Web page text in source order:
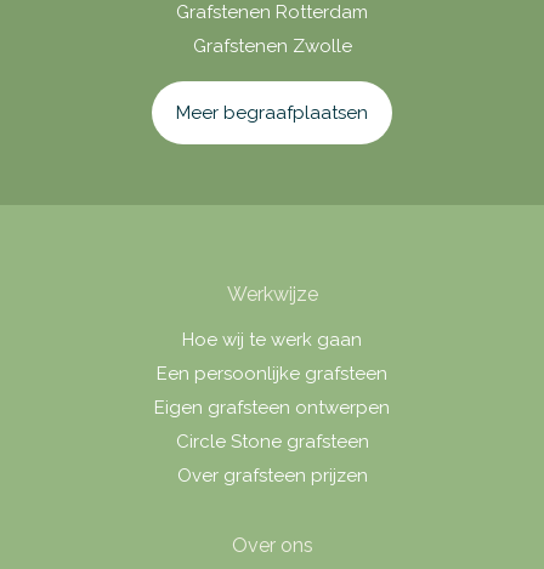
Grafstenen Rotterdam
Grafstenen Zwolle
Meer begraafplaatsen
Werkwijze
Hoe wij te werk gaan
Een persoonlijke grafsteen
Eigen grafsteen ontwerpen
Circle Stone grafsteen
Over grafsteen prijzen
Over ons